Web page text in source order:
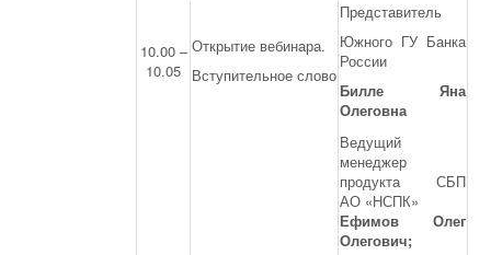
10.00 –
10.05
Открытие вебинара.
Вступительное слово
Представитель
Южного ГУ Банка
России
Билле Яна
Олеговна
Ведущий
менеджер
продукта СБП
АО «НСПК»
Ефимов Олег
Олегович;